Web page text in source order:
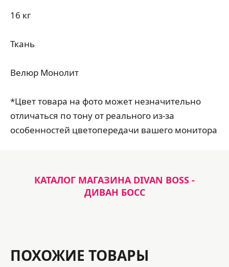
16 кг
Ткань
Велюр Монолит
*Цвет товара на фото может незначительно
отличаться по тону от реального из-за
особенностей цветопередачи вашего монитора
КАТАЛОГ МАГАЗИНА DIVAN BOSS -
ДИВАН БОСС
ПОХОЖИЕ ТОВАРЫ